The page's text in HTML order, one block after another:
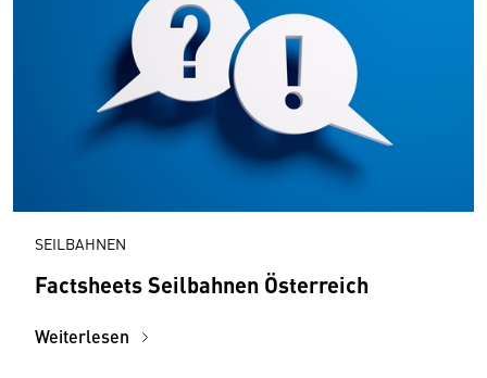
SEILBAHNEN
Factsheets Seilbahnen Österreich
Weiterlesen